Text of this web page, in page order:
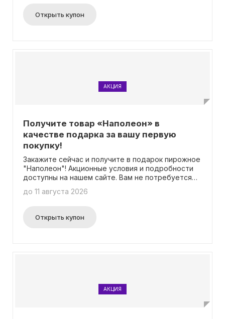
информация о данной акции доступна на
специальной странице. Более того, вам не
Открыть купон
АКЦИЯ
Получите товар «Наполеон» в
качестве подарка за вашу первую
покупку!
Закажите сейчас и получите в подарок пирожное
"Наполеон"! Акционные условия и подробности
доступны на нашем сайте. Вам не потребуется
до 11 августа 2026
Открыть купон
АКЦИЯ